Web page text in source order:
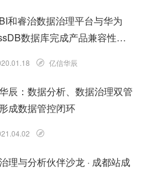
和睿治数据治理平台与华为
数据库完成产品兼容性互
亿信华辰
辰：数据分析、数据治理双管
成数据管控闭环
理与分析伙伴沙龙 · 成都站成